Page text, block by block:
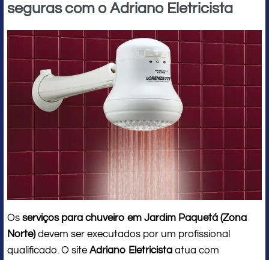
seguras com o Adriano Eletricista
Os serviços para chuveiro em Jardim Paquetá (Zona
Norte)devem ser executados por um profissional
qualificado. O site Adriano Eletricista atua com